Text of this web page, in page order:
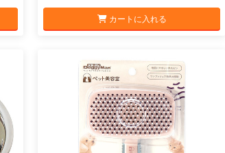
カートに入れる